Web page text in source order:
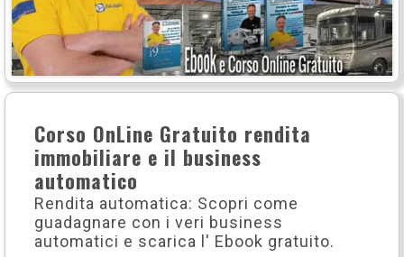
Corso OnLine Gratuito rendita
immobiliare e il business
automatico
Rendita automatica: Scopri come
guadagnare con i veri business
automatici e scarica l' Ebook gratuito.